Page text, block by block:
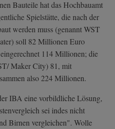
Bauteile hat das Hochbauamt
Spielstätte, die nach der
werden muss (genannt WST
soll 82 Millionen Euro
114 Millionen; die
Maker City) 81, mit
also 224 Millionen.
IBA eine vorbildliche Lösung,
sei indes nicht
Birnen vergleichen". Wolle